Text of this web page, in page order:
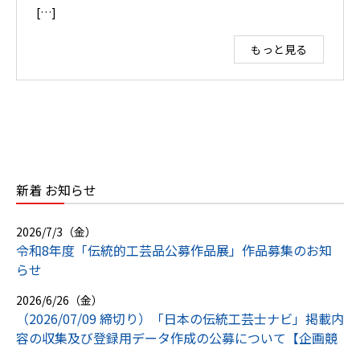
[…]
もっと見る
新着 お知らせ
2026/7/3（金）
令和8年度「伝統的工芸品公募作品展」作品募集のお知
らせ
2026/6/26（金）
（2026/07/09 締切り）「日本の伝統工芸士ナビ」掲載内
容の収集及び登録用データ作成の公募について【企画競